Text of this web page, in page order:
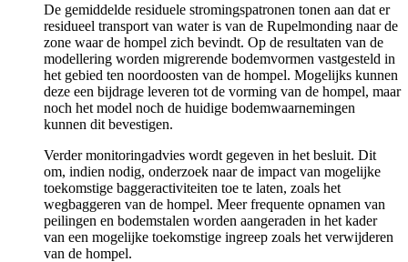
De gemiddelde residuele stromingspatronen tonen aan dat er
residueel transport van water is van de Rupelmonding naar de
zone waar de hompel zich bevindt. Op de resultaten van de
modellering worden migrerende bodemvormen vastgesteld in
het gebied ten noordoosten van de hompel. Mogelijks kunnen
deze een bijdrage leveren tot de vorming van de hompel, maar
noch het model noch de huidige bodemwaarnemingen
kunnen dit bevestigen.
Verder monitoringadvies wordt gegeven in het besluit. Dit
om, indien nodig, onderzoek naar de impact van mogelijke
toekomstige baggeractiviteiten toe te laten, zoals het
wegbaggeren van de hompel. Meer frequente opnamen van
peilingen en bodemstalen worden aangeraden in het kader
van een mogelijke toekomstige ingreep zoals het verwijderen
van de hompel.